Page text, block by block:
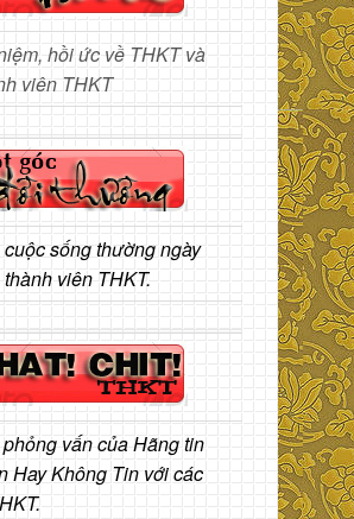
hồi ức về THKT và
viên THKT
sống thường ngày
viên THKT.
vấn của Hãng tin
Hay Không Tin với các